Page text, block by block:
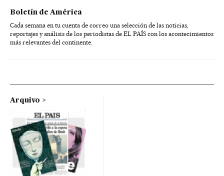
Boletín de América
Cada semana en tu cuenta de correo una selección de las noticias,
reportajes y análisis de los periodistas de EL PAÍS con los acontecimientos
más relevantes del continente.
Arquivo